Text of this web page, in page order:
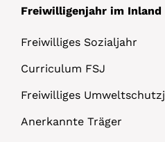
Freiwilligenjahr im Inland
Freiwilliges Sozialjahr
Curriculum FSJ
Freiwilliges
Anerkannte Träger